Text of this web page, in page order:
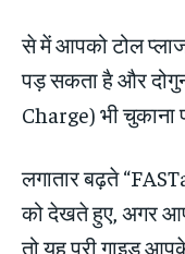
से में आपको टोल
पड़ सकता है और
Charge) भी
लगातार बढ़ते
को देखते हुए, अगर
तो यह पूरी गाइड